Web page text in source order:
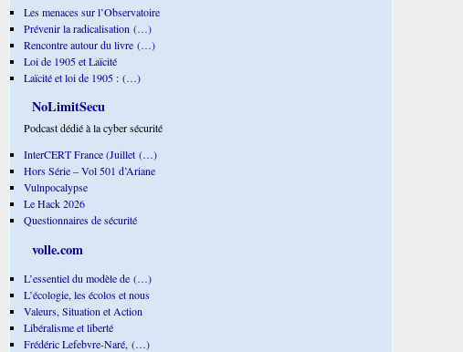
Les menaces sur l’Observatoire
Prévenir la radicalisation (…)
Rencontre autour du livre (…)
Loi de 1905 et Laïcité
Laïcité et loi de 1905 : (…)
NoLimitSecu
Podcast dédié à la cyber sécurité
InterCERT France (Juillet (…)
Hors Série – Vol 501 d’Ariane
Vulnpocalypse
Le Hack 2026
Questionnaires de sécurité
volle.com
L’essentiel du modèle de (…)
L’écologie, les écolos et nous
Valeurs, Situation et Action
Libéralisme et liberté
Frédéric Lefebvre-Naré, (…)